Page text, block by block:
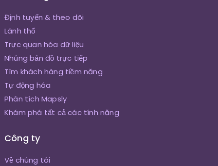
Định tuyến & theo dõi
Lãnh thổ
Trực quan hóa dữ liệu
Nhúng bản đồ trực tiếp
Tìm khách hàng tiềm năng
Tự động hóa
Phân tích Mapsly
Khám phá tất cả các tính năng
Công ty
Về chúng tôi